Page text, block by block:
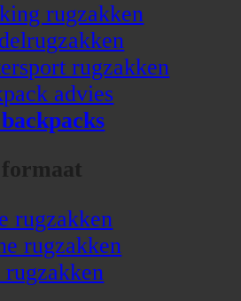
rugzakken
rugzakken
advies
rugzakken
rugzakken